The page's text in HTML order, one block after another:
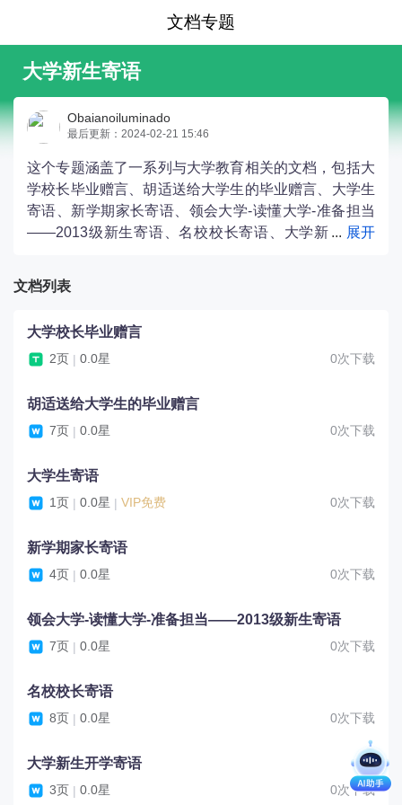
文档专题
大学新生寄语
Obaianoiluminado
最后更新：2024-02-21 15:46
这个专题涵盖了一系列与大学教育相关的文档，包括大
学校长毕业赠言、胡适送给大学生的毕业赠言、大学生
寄语、新学期家长寄语、领会大学-读懂大学-准备担当
——2013级新生寄语、名校校长寄语、大学新
语。这些文档涉及了校园生活、学习态度、人生价值观
等方面的内容，旨在为大学生提供鼓励、指导和启示，
文档列表
大学校长毕业赠言
2页 | 0.0星 0次下载
胡适送给大学生的毕业赠言
7页 | 0.0星 0次下载
大学生寄语
1页 | 0.0星 | VIP免费 0次下载
新学期家长寄语
4页 | 0.0星 0次下载
领会大学-读懂大学-准备担当——2013级新生寄语
7页 | 0.0星 0次下载
名校校长寄语
8页 | 0.0星 0次下载
大学新生开学寄语
3页 | 0.0星 0次下载